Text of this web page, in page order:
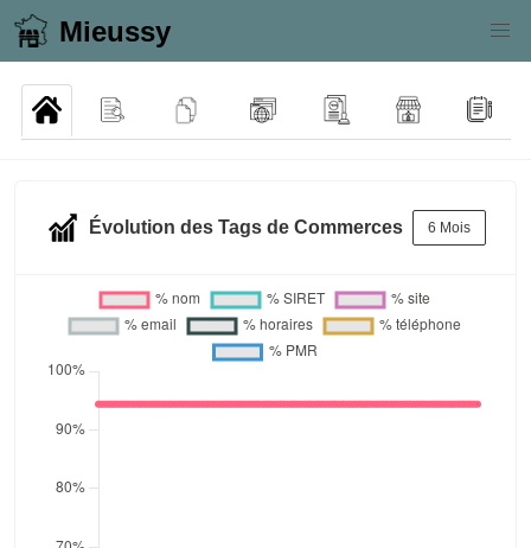
Mieussy
Évolution des Tags de Commerces 6 Mois